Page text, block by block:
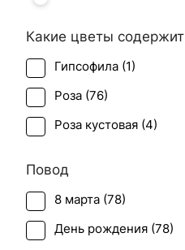
Какие цветы содержит
Гипсофила (1)
Роза (76)
Роза кустовая (4)
Повод
8 марта (78)
День рождения (78)